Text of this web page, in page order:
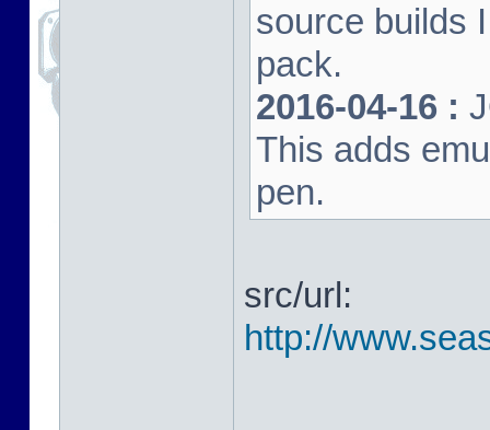
source builds
pack.
2016-04-16 :
This adds
pen.
src/url:
http://